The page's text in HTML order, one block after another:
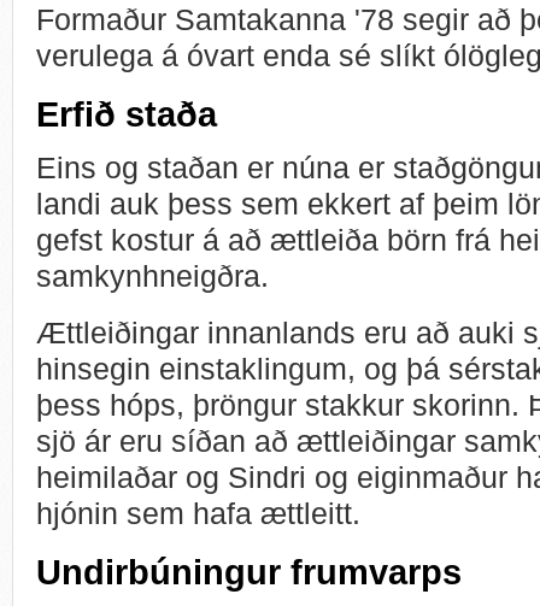
Formaður Samtakanna '78 segir að
verulega á óvart enda sé slíkt
Erfið staða
Eins og staðan er núna er
landi auk þess sem ekkert af þeim
gefst kostur á að ættleiða börn frá
samkynhneigðra.
Ættleiðingar innanlands eru að auki
hinsegin einstaklingum, og þá
þess hóps, þröngur stakkur skorinn.
sjö ár eru síðan að ættleiðingar
heimilaðar og Sindri og eiginmaður
hjónin sem hafa ættleitt.
Undirbúningur frumvarps